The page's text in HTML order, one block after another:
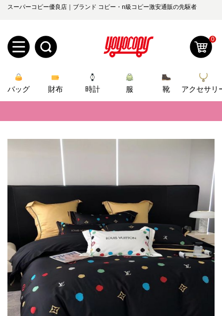
スーパーコピー優良店｜ブランド コピー・n級コピー激安通販の先駆者
規
ロ
ー
理
お
2026人気特集
バッグ
財布
時計
服
ズボン
衣装セット
靴
住まい用品
アクセサリー
ベルト
スカーフ
アイフォーンケ
ース
小物
0
バッグ 財布 時計 服 靴
アクセサリ
📢 当店は正真正銘のn級スーパーコピーのみ取扱い。最高品質の再現度を
📢 2026春の新作続々更新中！期間中のご注文でお得な割引をご利用いただ
📢 新作入荷！ルイ・ヴィトンスーパーコピー バッグ最新モデルが登場。
当店は正真正銘のn級スーパーコピーのみ取扱い。最高品質の再現度を
2026春の新作続々更新中！期間中のご注文でお得な割引をご利用いただ
新作入荷！ルイ・ヴィトンスーパーコピー バッグ最新モデルが登場。